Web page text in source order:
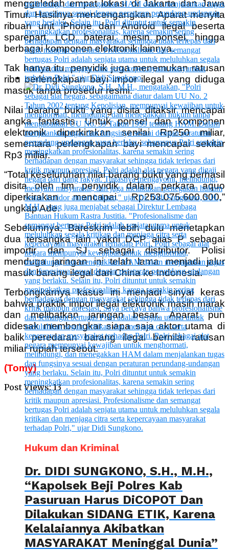
menggeledah empat lokasi di Jakarta dan Jawa
Timur. Hasilnya mencengangkan. Aparat menyita
ribuan unit iPhone dan Android ilegal beserta
sparepart, LCD, baterai, mesin ponsel, hingga
berbagai komponen elektronik lainnya.
Tak hanya itu, penyidik juga menemukan ratusan
ribu perlengkapan bayi impor ilegal yang diduga
masuk tanpa prosedur resmi.
Nilai barang bukti yang disita ditaksir mencapai
angka fantastis. Untuk ponsel dan komponen
elektronik diperkirakan senilai Rp250 miliar,
sementara perlengkapan bayi mencapai sekitar
Rp3 miliar.
“Total keseluruhan nilai barang bukti yang berhasil
disita oleh tim penyidik dalam perkara aquo
diperkirakan mencapai Rp253.075.600.000,”
ungkap Ade.
Sebelumnya, Bareskrim lebih dulu menetapkan
dua tersangka lain yakni DCP alias P sebagai
importir dan SJ sebagai distributor. Polisi
menduga jaringan ini telah lama menjadi jalur
masuk barang ilegal dari China ke Indonesia.
Terbongkarnya kasus ini menjadi sinyal keras
bahwa praktik impor ilegal elektronik masih marak
dan melibatkan jaringan besar. Aparat pun
didesak membongkar siapa saja aktor utama di
balik peredaran barang ilegal bernilai ratusan
miliar rupiah tersebut.
(Tomy)
Post Views: 13
Hukum dan Kriminal
Dr. DIDI SUNGKONO, S.H., M.H.,
“Kapolsek Beji Polres Kab
Pasuruan Harus DiCOPOT Dan
Dilakukan SIDANG ETIK, Karena
Kelalaiannya Akibatkan
MASYARAKAT Meninggal Dunia”